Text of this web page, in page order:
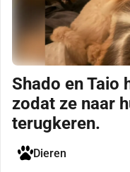
Shado en Taio
zodat ze naar
terugkeren.
Dieren